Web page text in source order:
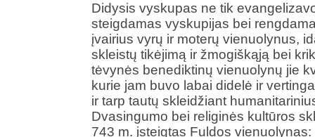
Didysis vyskupas ne tik
steigdamas vyskupijas bei
įvairius vyrų ir moterų vienuolynus,
skleistų tikėjimą ir žmogiškąją bei
tėvynės benediktinų vienuolynų jie
kurie jam buvo labai didelė ir
ir tarp tautų skleidžiant
Dvasingumo bei religinės kultūros
743 m. įsteigtas Fuldos